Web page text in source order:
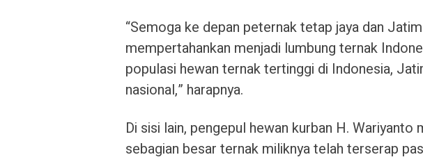
“Semoga ke depan peternak tetap jaya dan
mempertahankan menjadi lumbung ternak
populasi hewan ternak tertinggi di Indonesia,
nasional,” harapnya.
Di sisi lain, pengepul hewan kurban H. Wariyanto
sebagian besar ternak miliknya telah terserap